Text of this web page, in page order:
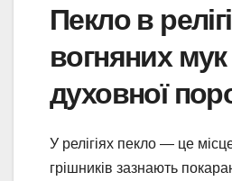
Пекло в
вогняних
духовної
У релігіях пекло — це
грішників зазнають